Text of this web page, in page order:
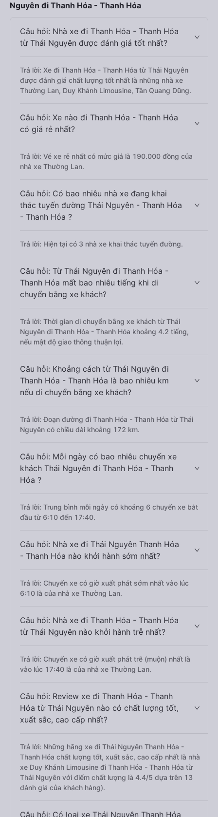
Nguyên đi Thanh Hóa - Thanh Hóa
Câu hỏi: Nhà xe đi Thanh Hóa - Thanh Hóa
từ Thái Nguyên được đánh giá tốt nhất?
Trả lời: Xe đi Thanh Hóa - Thanh Hóa từ Thái Nguyên
được đánh giá chất lượng tốt nhất là những nhà xe
Thường Lan, Duy Khánh Limousine, Tân Quang Dũng.
Câu hỏi: Xe nào đi Thanh Hóa - Thanh Hóa
có giá rẻ nhất?
Trả lời: Vé xe rẻ nhất có mức giá là 190.000 đồng của
nhà xe Thường Lan.
Câu hỏi: Có bao nhiêu nhà xe đang khai
thác tuyến đường Thái Nguyên - Thanh Hóa
- Thanh Hóa ?
Trả lời: Hiện tại có 3 nhà xe khai thác tuyến đường.
Câu hỏi: Từ Thái Nguyên đi Thanh Hóa -
Thanh Hóa mất bao nhiêu tiếng khi di
chuyển bằng xe khách?
Trả lời: Thời gian di chuyển bằng xe khách từ Thái
Nguyên đi Thanh Hóa - Thanh Hóa khoảng 4.2 tiếng,
nếu mật độ giao thông thuận lợi.
Câu hỏi: Khoảng cách từ Thái Nguyên đi
Thanh Hóa - Thanh Hóa là bao nhiêu km
nếu di chuyển bằng xe khách?
Trả lời: Đoạn đường đi Thanh Hóa - Thanh Hóa từ Thái
Nguyên có chiều dài khoảng 172 km.
Câu hỏi: Mỗi ngày có bao nhiêu chuyến xe
khách Thái Nguyên đi Thanh Hóa - Thanh
Hóa ?
Trả lời: Trung bình mỗi ngày có khoảng 6 chuyến xe bắt
đầu từ 6:10 đến 17:40.
Câu hỏi: Nhà xe đi Thái Nguyên Thanh Hóa
- Thanh Hóa nào khởi hành sớm nhất?
Trả lời: Chuyến xe có giờ xuất phát sớm nhất vào lúc
6:10 là của nhà xe Thường Lan.
Câu hỏi: Nhà xe đi Thanh Hóa - Thanh Hóa
từ Thái Nguyên nào khởi hành trễ nhất?
Trả lời: Chuyến xe có giờ xuất phát trễ (muộn) nhất là
vào lúc 17:40 là của nhà xe Thường Lan.
Câu hỏi: Review xe đi Thanh Hóa - Thanh
Hóa từ Thái Nguyên nào có chất lượng tốt,
xuất sắc, cao cấp nhất?
Trả lời: Những hãng xe đi Thái Nguyên Thanh Hóa -
Thanh Hóa chất lượng tốt, xuất sắc, cao cấp nhất là nhà
xe Duy Khánh Limousine đi Thanh Hóa - Thanh Hóa từ
Thái Nguyên với điểm chất lượng là 4.4/5 dựa trên 13
đánh giá của khách hàng).
Câu hỏi: Có loại xe Thái Nguyên Thanh Hóa